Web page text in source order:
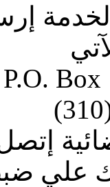
Box
إتصل
علي